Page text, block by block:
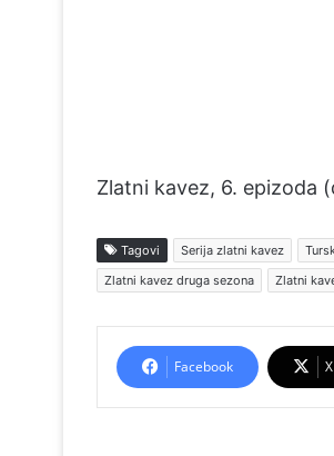
Zlatni kavez, 6. epizoda
Tagovi Serija zlatni kavez
Zlatni kavez druga sezona
Zlatni
Facebook X